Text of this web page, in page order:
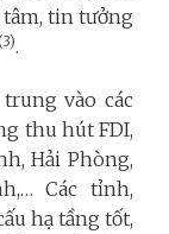
tin tưởng
(3).
vào các
thu hút FDI,
Hải Phòng,
Các tỉnh,
hạ tầng tốt,